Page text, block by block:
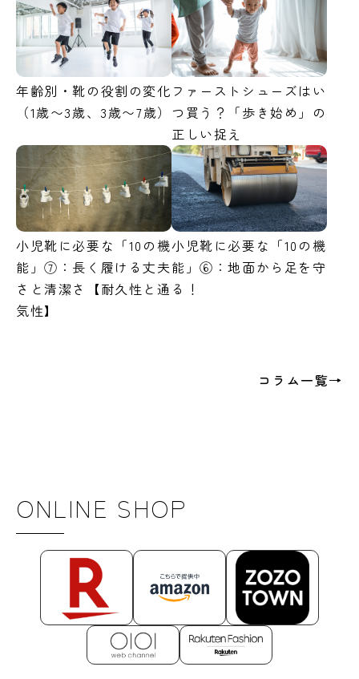
年齢別・靴の役割の変化
（1歳〜3歳、3歳〜7歳）
ファーストシューズはい
つ買う？「歩き始め」の
正しい捉え
小児靴に必要な「10の機
能」⑦：長く履ける丈夫
さと清潔さ【耐久性と通
気性】
小児靴に必要な「10の機
能」⑥：地面から足を守
る！
コラム一覧→
ONLINE SHOP